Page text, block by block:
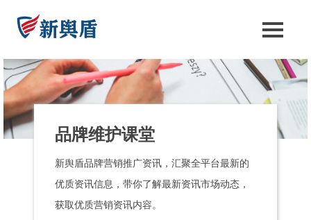
品牌维护课堂
新舆盾品牌营销推广资讯，汇聚全平台最新的
优质资讯信息，带你了解最新资讯市场动态，
获取优质营销资讯内容。